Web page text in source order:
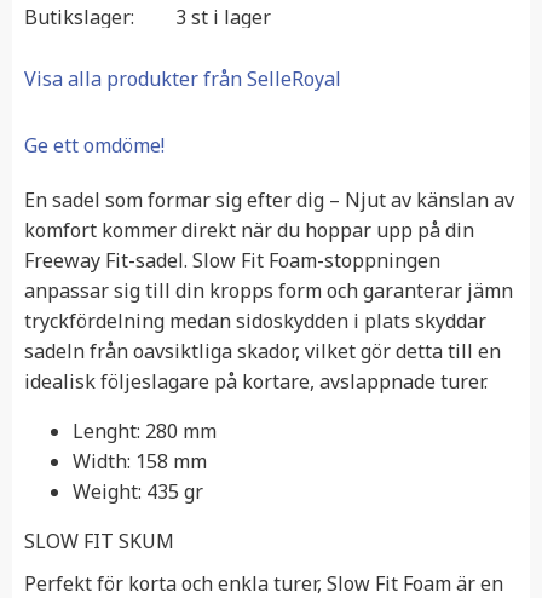
Butikslager 3 st i lager
Visa alla produkter från SelleRoyal
Ge ett omdöme!
En sadel som formar sig efter dig – Njut av känslan av
komfort kommer direkt när du hoppar upp på din
Freeway Fit-sadel. Slow Fit Foam-stoppningen
anpassar sig till din kropps form och garanterar jämn
tryckfördelning medan sidoskydden i plats skyddar
sadeln från oavsiktliga skador, vilket gör detta till en
idealisk följeslagare på kortare, avslappnade turer.
Lenght: 280 mm
Width: 158 mm
Weight: 435 gr
SLOW FIT SKUM
Perfekt för korta och enkla turer, Slow Fit Foam är en